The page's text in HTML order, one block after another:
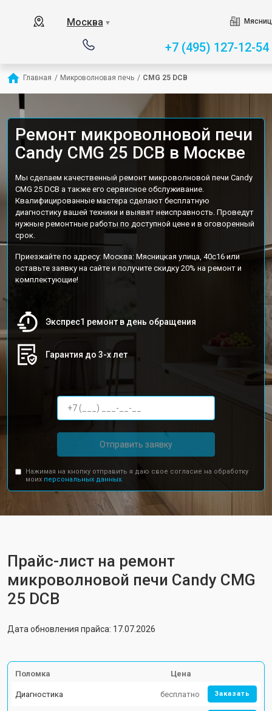
Москва ▼
+7 (495) 127-12-54
Главная / Микроволновая печь / CMG 25 DCB
Ремонт микроволновой печи
Candy CMG 25 DCB в Москве
Мы сделаем качественный ремонт микроволновой печи Candy
CMG 25 DCB а также его сервисное обслуживание.
Квалифицированные мастера сделают бесплатную
диагностику вашей техники и выявят неисправность. Проведут
нужные ремонтные работы по доступной цене и в оговоренный
срок.
Приезжайте по адресу: Москва: Мясницкая улица, 40с16 или
оставьте заявку на сайте и получите скидку 20% на ремонт и
комплектующие!
Экспрес1 ремонт в день обращения
Гарантия до 3-х лет
Отправить заявку
Нажимая на кнопку отправить я даю свое согласие на обработку
моих персональных данных.
Прайс-лист на ремонт
микроволновой печи Candy CMG
25 DCB
Дата обновления прайса: 17.07.2026
Поломка Цена
Диагностика бесплатно Заказать